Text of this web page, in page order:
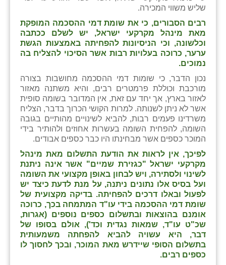
שליש משווי המכירה.
רבים הסבורים, כי את שומת דמי ההסכמה המופקת
מאת מינהל מקרקעי ישראל, יש לשלם ככתבה
וכלשונה, וכי הניסיונות להפחיתה באמצעות הגשת
ערער, כרוכה בעלויות רבות אשר הסיכוי להצליח בה
נמוכים.
נכון הדבר, כי שומות דמי ההסכמה מחושבות בצורה
מורכבת וכוללת פרמטרים רבים, והיא משתנה מאזור
לאזור בארץ, אך יחד עם זאת, אין המדובר בשומה סופית
אשר לא ניתן לשנותה. למרות הקושי הכרוך בדבר, הצליח
משרדינו פעמים רבות, להביא לשינויים מהותיים בגובה
השומה, להפחית השומה בעשרות אחוזים ולהותיר בידי
המוכר כספים אשר מבחינתו היו כבר כספים אבודים.
לפיכך, אין לראות את הודעת התשלום מאת מינהל
מקרקעי ישראל "כגזירת שמיים" אשר אינה ניתנת
לשינוי ולסתירה, ויש לבחון באופן מקצועי את השומה
ועל בסיס אלו נתונים ניתנה, על מנת לדעת כיצד יש
לפעול ובאלו דרכים להפחיתה. בדיקה מקצועית של
שומת דמי ההסכמה בידי עו"ד המתמחה בכך, כרוכה
אומנם בהוצאות ובתשלום כספים נוספים (אגרות,
שכ"ט עו"ד, שמאות נגדית וכד'), אולם בסופו של
דבר, היא עשויה להביא להפחתה משמעותית
בתשלום הסופי שיידרש מאת המוכר, ובכך לחסוך לו
כספים רבים.
כפר אביב
כפר ביאליק
כפר הרי״ף
כפר מישר
כפר מע״ש
כפר מרדכי
כפר סבא (אגרא)
כפר שמריהו
מגשימים
מישר
מכורה
מנחמיה